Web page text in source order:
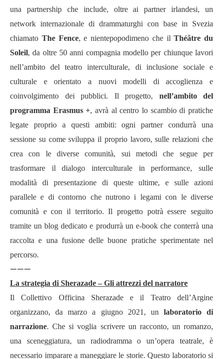
una partnership che include, oltre ai partner irlandesi, un
network internazionale di drammaturghi con base in Svezia
chiamato The Fence, e nientepopodimeno che ilThéâtre du
Soleil, da oltre 50 anni compagnia modello per chiunque lavori
nell’ambito del teatro interculturale, di inclusione sociale e
culturale e orientato a nuovi modelli di accoglienza e
coinvolgimento dei pubblici. Il progetto, nell’ambito del
programma Erasmus +, avrà al centro lo scambio di pratiche
legate proprio a questi ambiti: ogni partner condurrà una
sessione su come sviluppa il proprio lavoro, sulle relazioni che
crea con le diverse comunità, sui metodi che segue per
trasformare il dialogo interculturale in performance, sulle
modalità di presentazione di queste ultime, e sulle azioni
parallele e di contorno che nutrono i legami con le diverse
comunità e con il territorio. Il progetto potrà essere seguito
tramite un blog dedicato e produrrà un e-book che conterrà una
raccolta e una fusione delle buone pratiche sperimentate nel
percorso.
———
La strategia di Sherazade – Gli attrezzi del narratore
Il Collettivo Officina Sherazade e il Teatro dell’Argine
organizzano, da marzo a giugno 2021, un laboratorio di
narrazione. Che si voglia scrivere un racconto, un romanzo,
una sceneggiatura, un radiodramma o un’opera teatrale, è
necessario imparare a maneggiare le storie. Questo laboratorio si